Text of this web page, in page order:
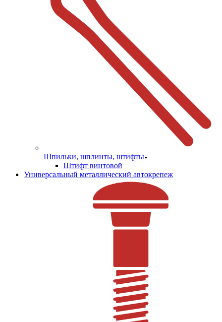
Шпильки, шплинты, штифты
Штифт винтовой
Универсальный металлический автокрепеж